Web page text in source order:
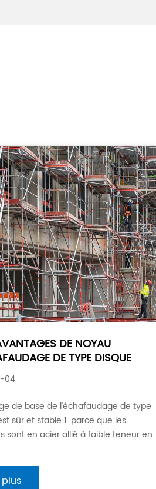
DE NOYAU
DE TYPE DISQUE
04
de base de l'échafaudage de type
sûr et stable 1. parce que les
sont en acier allié à faible teneur en
améliorée. 2. la structure unique de
forme une structure invariante